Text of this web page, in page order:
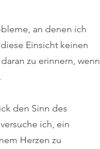
an denen ich
Einsicht keinen
zu erinnern, wenn
den Sinn des
ich, ein
Herzen zu